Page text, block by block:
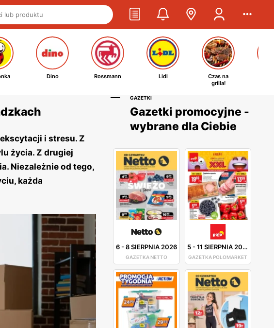
Dino Rossmann Lidl
Czas na
grilla!
i stresu. Z
życia. Z drugiej
Niezależnie od tego,
każda
GAZETKI
Gazetki promocyjne -
wybrane dla Ciebie
6-8 SIERPNIA 2026
GAZETKA NETTO
5-11 SIERPNIA 2026
GAZETKA POLOMARKET